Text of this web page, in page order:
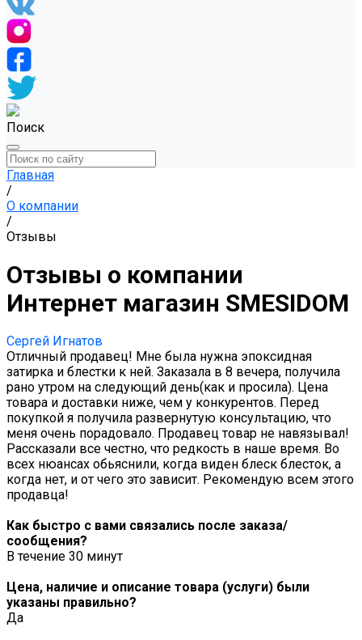
Поиск
Главная
/
О компании
/
Отзывы
Отзывы о компании
Интернет магазин SMESIDOM
Сергей Игнатов
Отличный продавец! Мне была нужна эпоксидная
затирка и блестки к ней. Заказала в 8 вечера, получила
рано утром на следующий день(как и просила). Цена
товара и доставки ниже, чем у конкурентов. Перед
покупкой я получила развернутую консультацию, что
меня очень порадовало. Продавец товар не навязывал!
Рассказали все честно, что редкость в наше время. Во
всех нюансах обьяснили, когда виден блеск блесток, а
когда нет, и от чего это зависит. Рекомендую всем этого
продавца!
Как быстро с вами связались после заказа/
сообщения?
В течение 30 минут
Цена, наличие и описание товара (услуги) были
указаны правильно?
Да